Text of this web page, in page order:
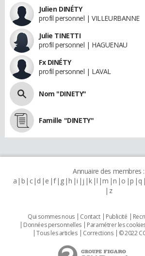
Julien DINÉTY
profil personnel | VILLEURBANNE
Julie TINETTI
profil personnel | HAGUENAU
Fx DINÉTY
profil personnel | LAVAL
Nom "DINETY"
Famille "DINETY"
Annuaire des membres :
a b c d e f g h i j k l m n o p q
z
Qui sommes nous Contact Publicité
Données personnelles
Paramétrer les
Tous les articles
Corrections © 2022